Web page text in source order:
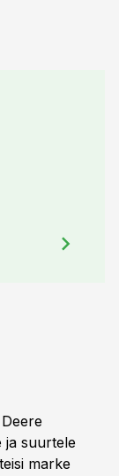
ja suurtele
marke